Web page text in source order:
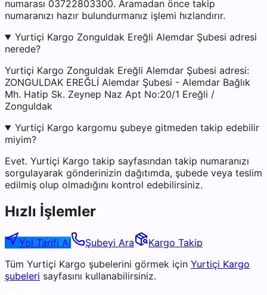
numarası 03722803300. Aramadan önce takip
numaranızı hazır bulundurmanız işlemi hızlandırır.
Yurtiçi Kargo Zonguldak Ereğli Alemdar Şubesi adresi
nerede?
Yurtiçi Kargo Zonguldak Ereğli Alemdar Şubesi adresi:
ZONGULDAK EREĞLİ Alemdar Şubesi - Alemdar Bağlık
Mh. Hatip Sk. Zeynep Naz Apt No:20/1 Ereğli /
Zonguldak
Yurtiçi Kargo kargomu şubeye gitmeden takip edebilir
miyim?
Evet. Yurtiçi Kargo takip sayfasından takip numaranızı
sorgulayarak gönderinizin dağıtımda, şubede veya teslim
edilmiş olup olmadığını kontrol edebilirsiniz.
Hızlı İşlemler
Yol Tarifi Al Şubeyi Ara
Kargo Takip
Tüm Yurtiçi Kargo şubelerini görmek için Yurtiçi Kargo
şubeleri sayfasını kullanabilirsiniz.